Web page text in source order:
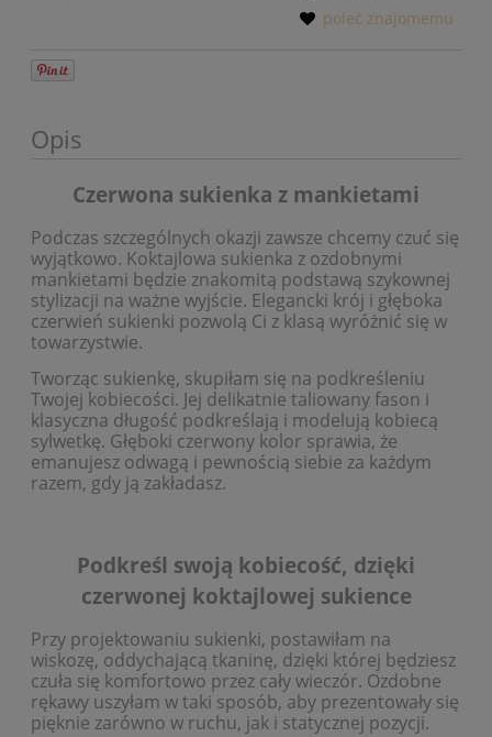
poleć znajomemu
Opis
Czerwona sukienka z mankietami
Podczas szczególnych okazji zawsze chcemy czuć się
wyjątkowo. Koktajlowa sukienka z ozdobnymi
mankietami będzie znakomitą podstawą szykownej
stylizacji na ważne wyjście. Elegancki krój i głęboka
czerwień sukienki pozwolą Ci z klasą wyróżnić się w
towarzystwie.
Tworząc sukienkę, skupiłam się na podkreśleniu
Twojej kobiecości. Jej delikatnie taliowany fason i
klasyczna długość podkreślają i modelują kobiecą
sylwetkę. Głęboki czerwony kolor sprawia, że
emanujesz odwagą i pewnością siebie za każdym
razem, gdy ją zakładasz.
Podkreśl swoją kobiecość, dzięki
czerwonej koktajlowej sukience
Przy projektowaniu sukienki, postawiłam na
wiskozę, oddychającą tkaninę, dzięki której będziesz
czuła się komfortowo przez cały wieczór. Ozdobne
rękawy uszyłam w taki sposób, aby prezentowały się
pięknie zarówno w ruchu, jak i statycznej pozycji.